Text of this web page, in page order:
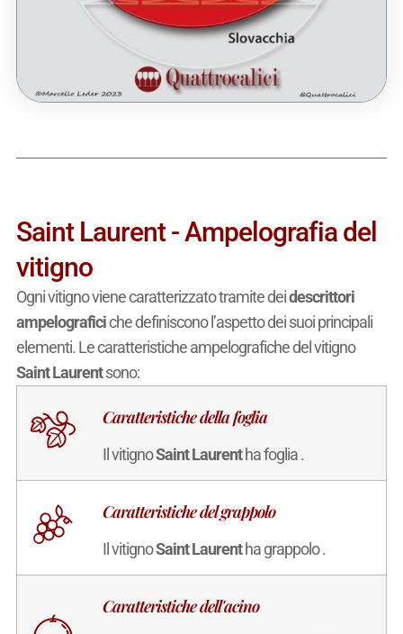
Saint Laurent - Ampelografia del
vitigno
Ogni vitigno viene caratterizzato tramite deidescrittori
ampelograficiche definiscono l’aspetto dei suoi principali
elementi. Le caratteristiche ampelografiche del vitigno
Saint Laurentsono:
Caratteristiche della foglia
Il vitignoSaint Laurentha foglia .
Caratteristiche del grappolo
Il vitignoSaint Laurentha grappolo .
Caratteristiche dell'acino